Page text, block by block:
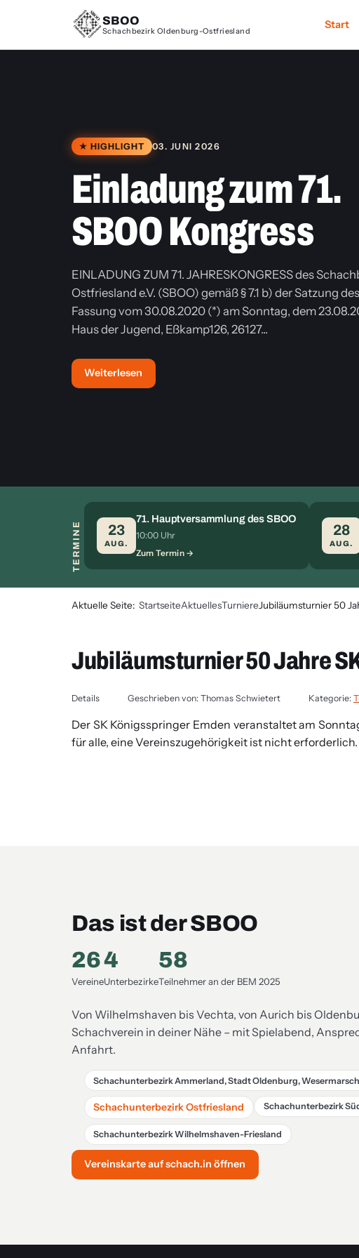
SBOO
Schachbezirk Oldenburg-Ostfriesland Start
★ HIGHLIGHT 03. JUNI 2026
Einladung zum 71.
SBOO Kongress
EINLADUNG ZUM 71. JAHRESKONGRESS des
Ostfriesland e.V. (SBOO) gemäß § 7.1 b) der Satzung
Fassung vom 30.08.2020 (*) am Sonntag, dem
Haus der Jugend, Eßkamp126, 26127...
Weiterlesen
TERMINE 23
AUG.
71. Hauptversammlung des SBOO
10:00 Uhr
Zum Termin
28
AUG.
Aktuelle Seite: StartseiteAktuellesTurniere Jubiläumsturnier 50
Jubiläumsturnier 50 Jahre
Details Geschrieben von: Thomas Schwietert Kategorie:
Der SK Königsspringer Emden veranstaltet am
für alle, eine Vereinszugehörigkeit ist nicht
Das ist der SBOO
26
Vereine
4
Unterbezirke
58
Teilnehmer an der BEM 2025
Von Wilhelmshaven bis Vechta, von Aurich bis
Schachverein in deiner Nähe – mit Spielabend,
Anfahrt.
Schachunterbezirk Ammerland, Stadt Oldenburg, Wesermarsch
Schachunterbezirk Ostfriesland Schachunterbezirk
Schachunterbezirk Wilhelmshaven-Friesland
Vereinskarte auf schach.in öffnen